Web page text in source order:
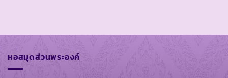
หอสมุดส่วนพระองค์